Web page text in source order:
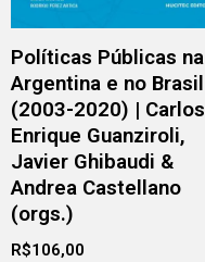
Políticas Públicas na
Argentina e no Brasil
(2003-2020) | Carlos
Enrique Guanziroli,
Javier Ghibaudi &
Andrea Castellano
(orgs.)
R$106,00